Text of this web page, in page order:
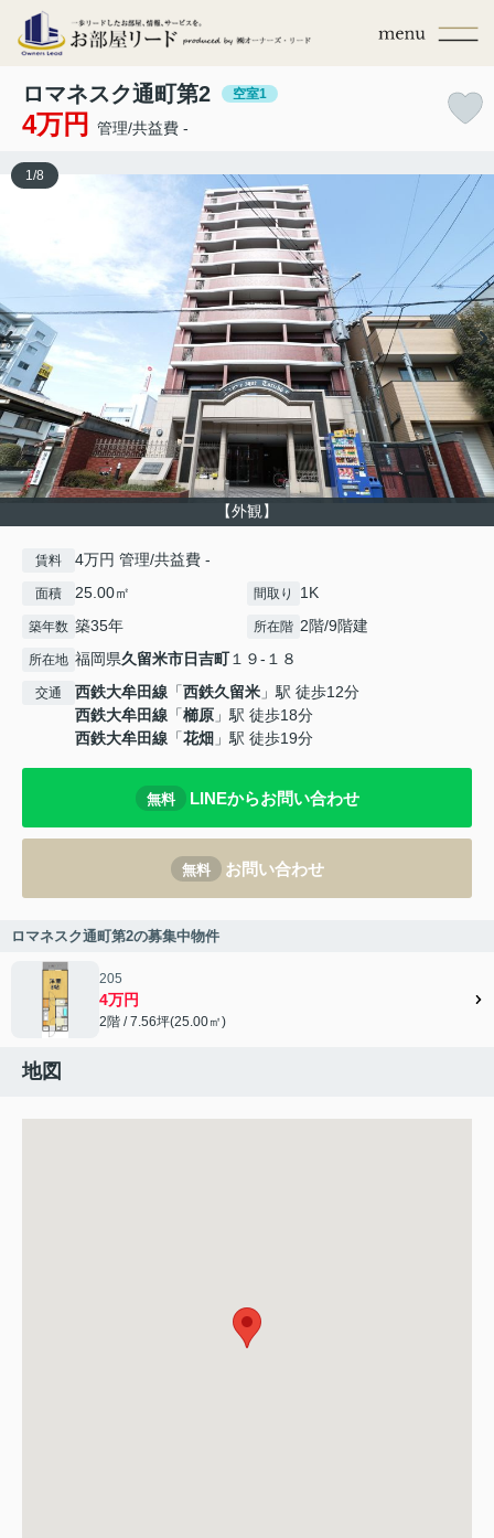
ロマネスク通町第2 空室1
4万円 管理/共益費 -
【外観】
1 /8
賃料 4万円 管理/共益費 -
面積 25.00㎡ 間取り 1K
築年数 築35年 所在階 2階/9階建
所在地 福岡県久留米市日吉町１９-１８
交通 西鉄大牟田線 「西鉄久留米 」駅 徒歩12分
西鉄大牟田線 「櫛原 」駅 徒歩18分
西鉄大牟田線 「花畑 」駅 徒歩19分
無料 LINEからお問い合わせ
無料 お問い合わせ
ロマネスク通町第2の募集中物件
205
4万円
2階 / 7.56坪(25.00㎡)
地図